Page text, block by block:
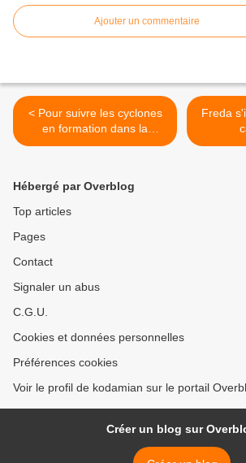
Ajouter un commentaire
< Pour suivre les cyclones
en formation dans la
région,un site à consulter
Freda
Hébergé par Overblog
Top articles
Pages
Contact
Signaler un abus
C.G.U.
Cookies et données personnelles
Préférences cookies
Voir le profil de kodamian sur le portail
Créer un blog sur